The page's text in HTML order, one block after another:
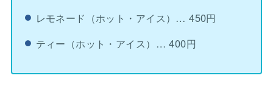
レモネード（ホット・アイス）… 450円
ティー（ホット・アイス）… 400円